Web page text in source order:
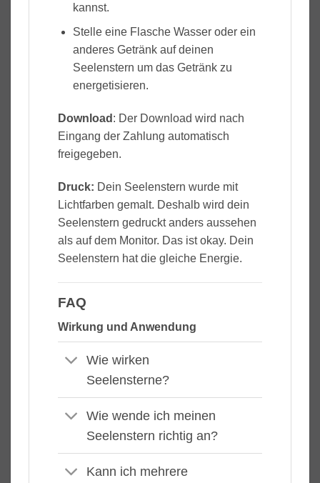
kannst.
Stelle eine Flasche Wasser oder ein
anderes Getränk auf deinen
Seelenstern um das Getränk zu
energetisieren.
Download : Der Download wird nach
Eingang der Zahlung automatisch
freigegeben.
Druck: Dein Seelenstern wurde mit
Lichtfarben gemalt. Deshalb wird dein
Seelenstern gedruckt anders aussehen
als auf dem Monitor. Das ist okay. Dein
Seelenstern hat die gleiche Energie.
FAQ
Wirkung und Anwendung
Wie wirken
Seelensterne?
Wie wende ich meinen
Seelenstern richtig an?
Kann ich mehrere